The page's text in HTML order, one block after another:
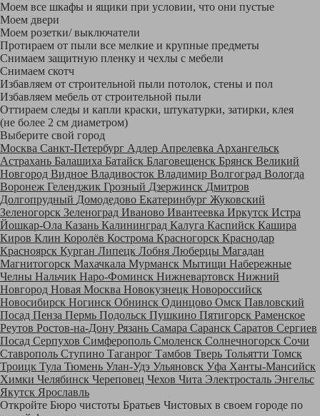
Моем все шкафы и ящики при условии, что они пустые
Моем двери
Моем розетки/ выключатели
Протираем от пыли все мелкие и крупные предметы
Снимаем защитную пленку и чехлы с мебели
Снимаем скотч
Избавляем от строительной пыли потолок, стены и пол
Избавляем мебель от строительной пыли
Оттираем следы и капли краски, штукатурки, затирки, клея
(не более 2 см диаметром)
Выберите свой город
Москва Санкт-Петербург Адлер Апрелевка Архангельск
Астрахань Балашиха Батайск Благовещенск Брянск Великий
Новгород Видное Владивосток Владимир Волгоград Вологда
Воронеж Геленджик Грозный Дзержинск Дмитров
Долгопрудный Домодедово Екатеринбург Жуковский
Зеленогорск Зеленоград Иваново Ивантеевка Иркутск Истра
Йошкар-Ола Казань Калининград Калуга Каспийск Кашира
Киров Клин Королёв Кострома Красногорск Краснодар
Красноярск Курган Липецк Лобня Люберцы Магадан
Магнитогорск Махачкала Мурманск Мытищи Набережные
Челны Нальчик Наро-Фоминск Нижневартовск Нижний
Новгород Новая Москва Новокузнецк Новороссийск
Новосибирск Ногинск Обнинск Одинцово Омск Павловский
Посад Пенза Пермь Подольск Пушкино Пятигорск Раменское
Реутов Ростов-на-Дону Рязань Самара Саранск Саратов Сергиев
Посад Серпухов Симферополь Смоленск Солнечногорск Сочи
Ставрополь Ступино Таганрог Тамбов Тверь Тольятти Томск
Троицк Тула Тюмень Улан-Удэ Ульяновск Уфа Ханты-Мансийск
Химки Челябинск Череповец Чехов Чита Электросталь Энгельс
Якутск Ярославль
Откройте Бюро чистоты Братьев Чистовых в своем городе по